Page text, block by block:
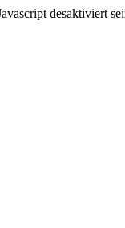
desaktiviert